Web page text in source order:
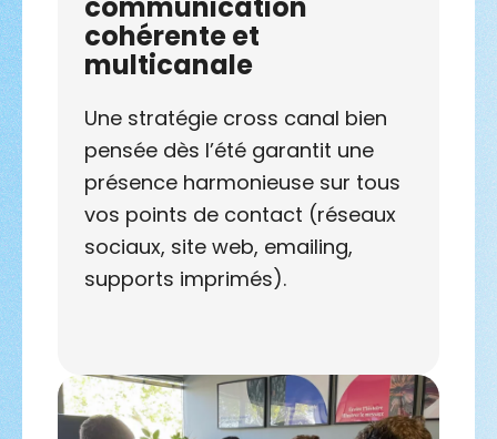
communication
cohérente et
multicanale
Une stratégie cross canal bien
pensée dès l’été garantit une
présence harmonieuse sur tous
vos points de contact (réseaux
sociaux, site web, emailing,
supports imprimés).